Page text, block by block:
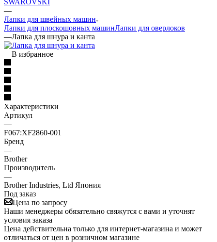
—
Лапки для швейных машин
Лапки для плоскошовных машинЛапки для оверлоков
—Лапка для шнура и канта
В избранное
Характеристики
Артикул
—
F067:ХF2860-001
Бренд
—
Brother
Производитель
—
Brother Industries, Ltd Япония
Под заказ
Цена по запросу
Наши менеджеры обязательно свяжутся с вами и уточнят
условия заказа
Цена действительна только для интернет-магазина и может
отличаться от цен в розничном магазине